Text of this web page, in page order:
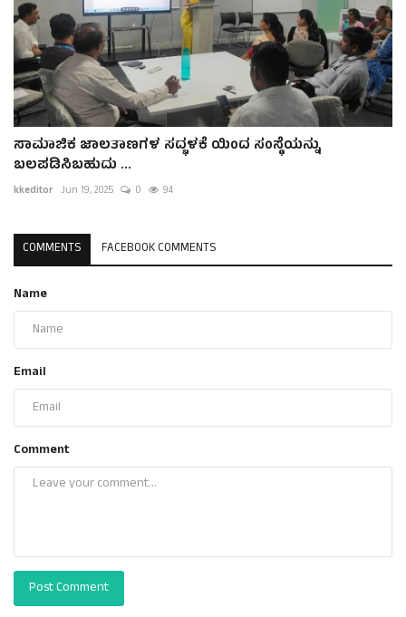
ಸಾಮಾಜಿಕ ಜಾಲತಾಣಗಳ ಸದ್ಭಳಕೆ ಯಿಂದ ಸಂಸ್ಥೆಯನ್ನು
ಬಲಪಡಿಸಿಬಹುದು ...
kkeditor Jun 19, 2025 0 94
COMMENTS FACEBOOK COMMENTS
Name
Email
Comment
Post Comment